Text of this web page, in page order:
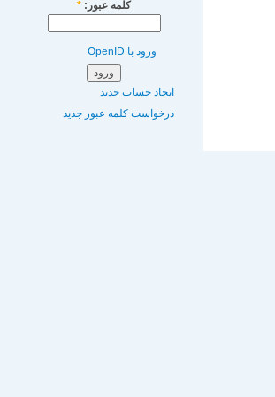
کلمه عبور: *
ورود با OpenID
ایجاد حساب جدید
درخواست کلمه عبور جدید